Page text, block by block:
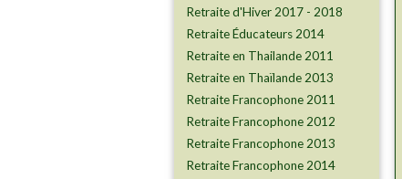
Retraite d'Hiver 2017 - 2018
Retraite Éducateurs 2014
Retraite en Thailande 2011
Retraite en Thaïlande 2013
Retraite Francophone 2011
Retraite Francophone 2012
Retraite Francophone 2013
Retraite Francophone 2014